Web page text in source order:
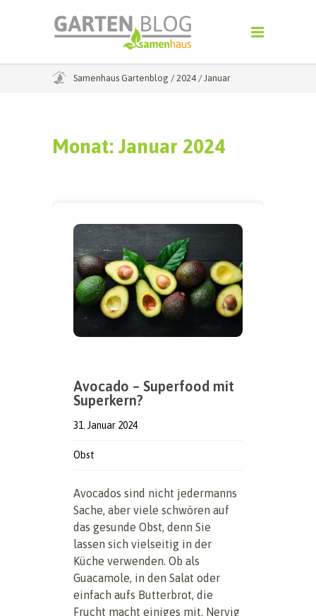
Samenhaus Gartenblog / 2024 / Januar
Monat: Januar 2024
Avocado – Superfood mit
Superkern?
31. Januar 2024
Obst
Avocados sind nicht jedermanns
Sache, aber viele schwören auf
das gesunde Obst, denn Sie
lassen sich vielseitig in der
Küche verwenden. Ob als
Guacamole, in den Salat oder
einfach aufs Butterbrot, die
Frucht macht einiges mit. Nervig